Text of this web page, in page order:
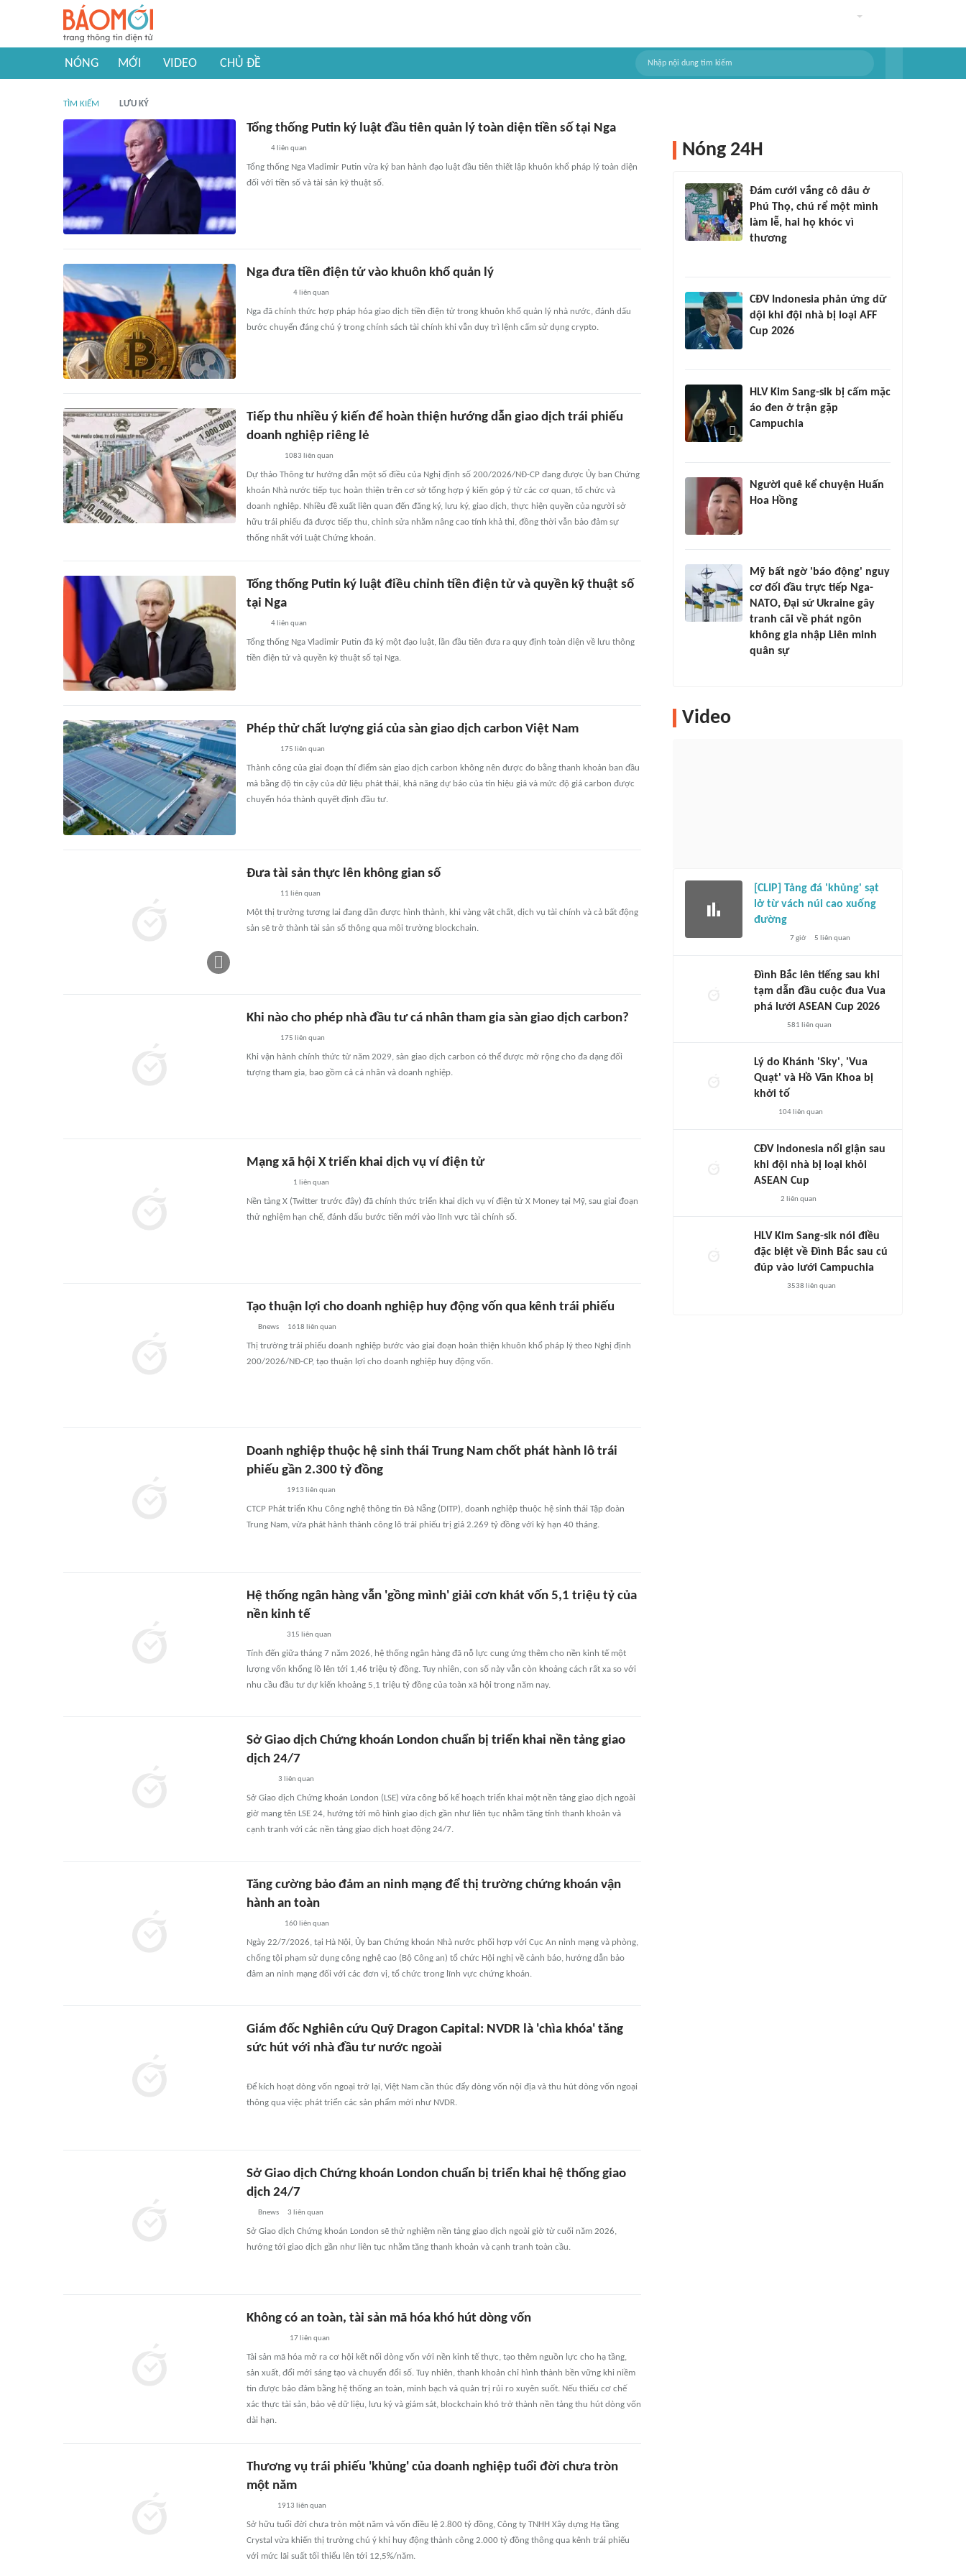
NÓNG MỚI VIDEO CHỦ ĐỀ
TÌM KIẾM LƯU KÝ
Tổng thống Putin ký luật đầu tiên quản lý toàn diện tiền số tại Nga
4liên quan
Tổng thống Nga Vladimir Putin vừa ký ban hành đạo luật đầu tiên thiết lập khuôn khổ pháp lý toàn diện
đối với tiền số và tài sản kỹ thuật số.
Nga đưa tiền điện tử vào khuôn khổ quản lý
4liên quan
Nga đã chính thức hợp pháp hóa giao dịch tiền điện tử trong khuôn khổ quản lý nhà nước, đánh dấu
bước chuyển đáng chú ý trong chính sách tài chính khi vẫn duy trì lệnh cấm sử dụng crypto.
Tiếp thu nhiều ý kiến để hoàn thiện hướng dẫn giao dịch trái phiếu
doanh nghiệp riêng lẻ
1083 liên quan
Dự thảo Thông tư hướng dẫn một số điều của Nghị định số 200/2026/NĐ-CP đang được Ủy ban Chứng
khoán Nhà nước tiếp tục hoàn thiện trên cơ sở tổng hợp ý kiến góp ý từ các cơ quan, tổ chức và
doanh nghiệp. Nhiều đề xuất liên quan đến đăng ký, lưu ký, giao dịch, thực hiện quyền của người sở
hữu trái phiếu đã được tiếp thu, chỉnh sửa nhằm nâng cao tính khả thi, đồng thời vẫn bảo đảm sự
thống nhất với Luật Chứng khoán.
Tổng thống Putin ký luật điều chỉnh tiền điện tử và quyền kỹ thuật số
tại Nga
4liên quan
Tổng thống Nga Vladimir Putin đã ký một đạo luật, lần đầu tiên đưa ra quy định toàn diện về lưu thông
tiền điện tử và quyền kỹ thuật số tại Nga.
Phép thử chất lượng giá của sàn giao dịch carbon Việt Nam
175 liên quan
Thành công của giai đoạn thí điểm sàn giao dịch carbon không nên được đo bằng thanh khoản ban đầu
mà bằng độ tin cậy của dữ liệu phát thải, khả năng dự báo của tín hiệu giá và mức độ giá carbon được
chuyển hóa thành quyết định đầu tư.
Đưa tài sản thực lên không gian số
11 liên quan
Một thị trường tương lai đang dần được hình thành, khi vàng vật chất, dịch vụ tài chính và cả bất động
sản sẽ trở thành tài sản số thông qua môi trường blockchain.
Khi nào cho phép nhà đầu tư cá nhân tham gia sàn giao dịch carbon?
175 liên quan
Khi vận hành chính thức từ năm 2029, sàn giao dịch carbon có thể được mở rộng cho đa dạng đối
tượng tham gia, bao gồm cả cá nhân và doanh nghiệp.
Mạng xã hội X triển khai dịch vụ ví điện tử
1 liên quan
Nền tảng X (Twitter trước đây) đã chính thức triển khai dịch vụ ví điện tử X Money tại Mỹ, sau giai đoạn
thử nghiệm hạn chế, đánh dấu bước tiến mới vào lĩnh vực tài chính số.
Tạo thuận lợi cho doanh nghiệp huy động vốn qua kênh trái phiếu
Bnews 1618 liên quan
Thị trường trái phiếu doanh nghiệp bước vào giai đoạn hoàn thiện khuôn khổ pháp lý theo Nghị định
200/2026/NĐ-CP, tạo thuận lợi cho doanh nghiệp huy động vốn.
Doanh nghiệp thuộc hệ sinh thái Trung Nam chốt phát hành lô trái
phiếu gần 2.300 tỷ đồng
1913 liên quan
CTCP Phát triển Khu Công nghệ thông tin Đà Nẵng (DITP), doanh nghiệp thuộc hệ sinh thái Tập đoàn
Trung Nam, vừa phát hành thành công lô trái phiếu trị giá 2.269 tỷ đồng với kỳ hạn 40 tháng.
Hệ thống ngân hàng vẫn 'gồng mình' giải cơn khát vốn 5,1 triệu tỷ của
nền kinh tế
315 liên quan
Tính đến giữa tháng 7 năm 2026, hệ thống ngân hàng đã nỗ lực cung ứng thêm cho nền kinh tế một
lượng vốn khổng lồ lên tới 1,46 triệu tỷ đồng. Tuy nhiên, con số này vẫn còn khoảng cách rất xa so với
nhu cầu đầu tư dự kiến khoảng 5,1 triệu tỷ đồng của toàn xã hội trong năm nay.
Sở Giao dịch Chứng khoán London chuẩn bị triển khai nền tảng giao
dịch 24/7
3 liên quan
Sở Giao dịch Chứng khoán London (LSE) vừa công bố kế hoạch triển khai một nền tảng giao dịch ngoài
giờ mang tên LSE 24, hướng tới mô hình giao dịch gần như liên tục nhằm tăng tính thanh khoản và
cạnh tranh với các nền tảng giao dịch hoạt động 24/7.
Tăng cường bảo đảm an ninh mạng để thị trường chứng khoán vận
hành an toàn
160 liên quan
Ngày 22/7/2026, tại Hà Nội, Ủy ban Chứng khoán Nhà nước phối hợp với Cục An ninh mạng và phòng,
chống tội phạm sử dụng công nghệ cao (Bộ Công an) tổ chức Hội nghị về cảnh báo, hướng dẫn bảo
đảm an ninh mạng đối với các đơn vị, tổ chức trong lĩnh vực chứng khoán.
Giám đốc Nghiên cứu Quỹ Dragon Capital: NVDR là 'chìa khóa' tăng
sức hút với nhà đầu tư nước ngoài
Để kích hoạt dòng vốn ngoại trở lại, Việt Nam cần thúc đẩy dòng vốn nội địa và thu hút dòng vốn ngoại
thông qua việc phát triển các sản phẩm mới như NVDR.
Sở Giao dịch Chứng khoán London chuẩn bị triển khai hệ thống giao
dịch 24/7
Bnews 3 liên quan
Sở Giao dịch Chứng khoán London sẽ thử nghiệm nền tảng giao dịch ngoài giờ từ cuối năm 2026,
hướng tới giao dịch gần như liên tục nhằm tăng thanh khoản và cạnh tranh toàn cầu.
Không có an toàn, tài sản mã hóa khó hút dòng vốn
17 liên quan
Tài sản mã hóa mở ra cơ hội kết nối dòng vốn với nền kinh tế thực, tạo thêm nguồn lực cho hạ tầng,
sản xuất, đổi mới sáng tạo và chuyển đổi số. Tuy nhiên, thanh khoản chỉ hình thành bền vững khi niềm
tin được bảo đảm bằng hệ thống an toàn, minh bạch và quản trị rủi ro xuyên suốt. Nếu thiếu cơ chế
xác thực tài sản, bảo vệ dữ liệu, lưu ký và giám sát, blockchain khó trở thành nền tảng thu hút dòng vốn
dài hạn.
Thương vụ trái phiếu 'khủng' của doanh nghiệp tuổi đời chưa tròn
một năm
1913 liên quan
Sở hữu tuổi đời chưa tròn một năm và vốn điều lệ 2.800 tỷ đồng, Công ty TNHH Xây dựng Hạ tầng
Crystal vừa khiến thị trường chú ý khi huy động thành công 2.000 tỷ đồng thông qua kênh trái phiếu
với mức lãi suất tối thiểu lên tới 12,5%/năm.
Nóng 24H
Đám cưới vắng cô dâu ở
Phú Thọ, chú rể một mình
làm lễ, hai họ khóc vì
thương
CĐV Indonesia phản ứng dữ
dội khi đội nhà bị loại AFF
Cup 2026
HLV Kim Sang-sik bị cấm mặc
áo đen ở trận gặp
Campuchia
Người quê kể chuyện Huấn
Hoa Hồng
Mỹ bất ngờ 'báo động' nguy
cơ đối đầu trực tiếp Nga-
NATO, Đại sứ Ukraine gây
tranh cãi về phát ngôn
không gia nhập Liên minh
quân sự
Video
[CLIP] Tảng đá 'khủng' sạt
lở từ vách núi cao xuống
đường
7 giờ 5 liên quan
Đình Bắc lên tiếng sau khi
tạm dẫn đầu cuộc đua Vua
phá lưới ASEAN Cup 2026
581 liên quan
Lý do Khánh 'Sky', 'Vua
Quạt' và Hồ Văn Khoa bị
khởi tố
104liên quan
CĐV Indonesia nổi giận sau
khi đội nhà bị loại khỏi
ASEAN Cup
2 liên quan
HLV Kim Sang-sik nói điều
đặc biệt về Đình Bắc sau cú
đúp vào lưới Campuchia
3538 liên quan